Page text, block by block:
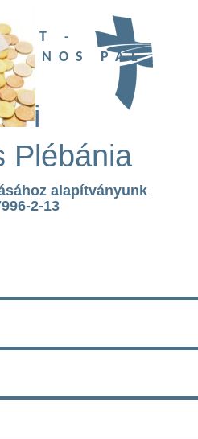
EST -
PÁL
Plébánia
alapítványunk
2-13